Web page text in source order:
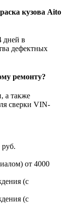
кузова Aito
дней в
дефектных
ремонту?
а также
сверки VIN-
руб.
от 4000
(с
(с